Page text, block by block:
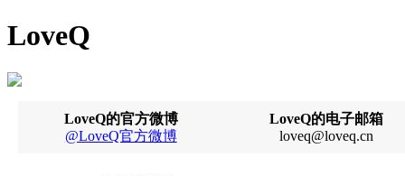
LoveQ
LoveQ的电子邮箱
loveq@loveq.cn
LoveQ的官方微博
@LoveQ官方微博